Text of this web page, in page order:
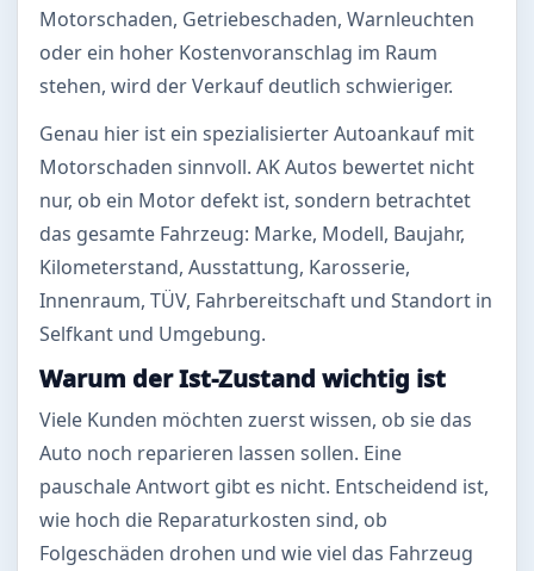
Motorschaden, Getriebeschaden, Warnleuchten
oder ein hoher Kostenvoranschlag im Raum
stehen, wird der Verkauf deutlich schwieriger.
Genau hier ist ein spezialisierter Autoankauf mit
Motorschaden sinnvoll. AK Autos bewertet nicht
nur, ob ein Motor defekt ist, sondern betrachtet
das gesamte Fahrzeug: Marke, Modell, Baujahr,
Kilometerstand, Ausstattung, Karosserie,
Innenraum, TÜV, Fahrbereitschaft und Standort in
Selfkant und Umgebung.
Warum der Ist-Zustand wichtig ist
Viele Kunden möchten zuerst wissen, ob sie das
Auto noch reparieren lassen sollen. Eine
pauschale Antwort gibt es nicht. Entscheidend ist,
wie hoch die Reparaturkosten sind, ob
Folgeschäden drohen und wie viel das Fahrzeug